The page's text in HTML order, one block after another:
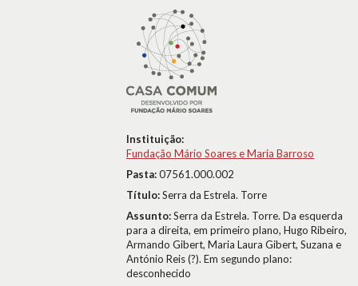
Instituição:
Fundação Mário Soares e Maria Barroso
Pasta:07561.000.002
Título:Serra da Estrela. Torre
Assunto:Serra da Estrela. Torre. Da esquerda
para a direita, em primeiro plano, Hugo Ribeiro,
Armando Gibert, Maria Laura Gibert, Suzana e
António Reis (?). Em segundo plano:
desconhecido